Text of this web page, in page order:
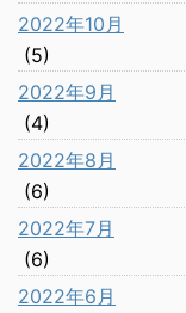
2022年10月
(5)
2022年9月
(4)
2022年8月
(6)
2022年7月
(6)
2022年6月